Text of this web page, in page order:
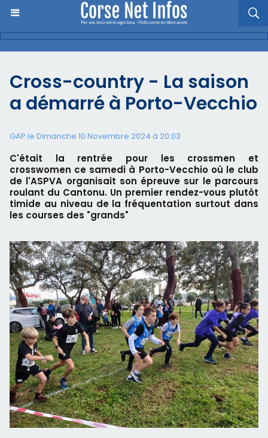
Cross-country - La saison
a démarré à Porto-Vecchio
GAP le Dimanche 10 Novembre 2024 à 20:03
C'était la rentrée pour les crossmen et
crosswomen ce samedi à Porto-Vecchio où le club
de l'ASPVA organisait son épreuve sur le parcours
roulant du Cantonu. Un premier rendez-vous plutôt
timide au niveau de la fréquentation surtout dans
les courses des "grands"